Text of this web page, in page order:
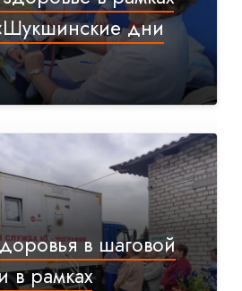
дни
в шаговой
в рамках